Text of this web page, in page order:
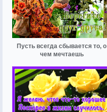
Пусть всегда сбывается то, о
чем мечтаешь